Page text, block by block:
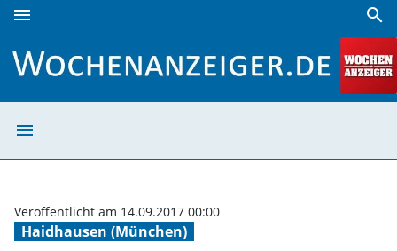
menu search
menu
Haidhausen (München)
Veröffentlicht am 14.09.2017 00:00